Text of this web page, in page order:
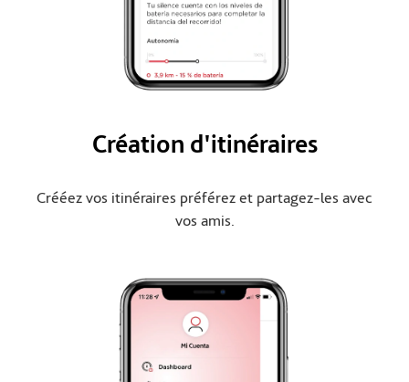
Création d'itinéraires
Crééez vos itinéraires préférez et partagez-les avec
vos amis.